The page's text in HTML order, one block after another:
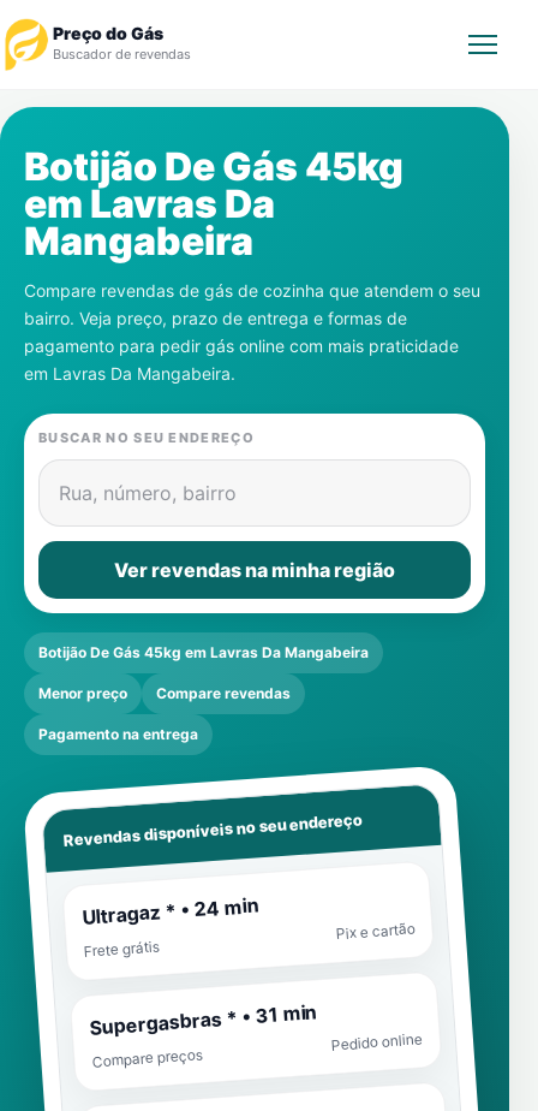
Preço do Gás
Buscador de revendas
Revendedor
Notícias
Cadastre-se
Gás
Contatos
Botijão De Gás 45kg
em Lavras Da
Mangabeira
Compare revendas de gás de cozinha que atendem o seu
bairro. Veja preço, prazo de entrega e formas de
pagamento para pedir gás online com mais praticidade
em Lavras Da Mangabeira.
BUSCAR NO SEU ENDEREÇO
Rua, número, bairro
Ver revendas na minha região
Botijão De Gás 45kg em Lavras Da Mangabeira
Menor preço Compare revendas
Pagamento na entrega
Revendas disponíveis no seu endereço
Ultragaz * • 24 min
Frete grátis
Pix e cartão
Supergasbras * • 31 min
Compare preços
Pedido online